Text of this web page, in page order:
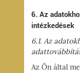
6. Az
intézkedések
6.1. Az
Az Ön által